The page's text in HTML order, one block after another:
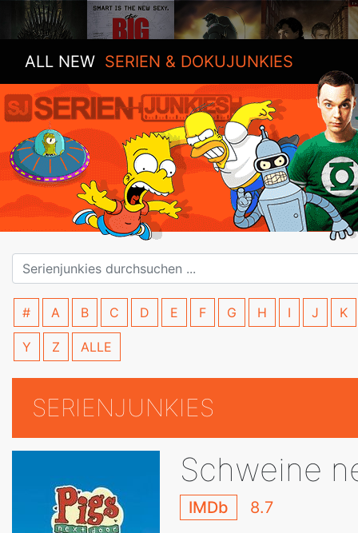
ALL NEW SERIEN & DOKUJUNKIES
# A B C D E F G H I J K
Y Z ALLE
SERIENJUNKIES
Schweine
IMDb 8.7